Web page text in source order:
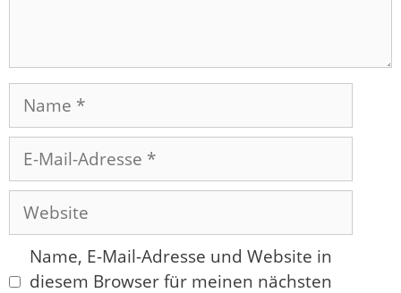
Name
Mail-
Adresse
Website
Name, E-Mail-Adresse und Website in
diesem Browser für meinen nächsten